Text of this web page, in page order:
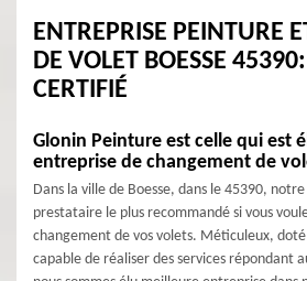
ENTREPRISE PEINTURE
DE VOLET BOESSE
CERTIFIÉ
Glonin Peinture est celle qui est
entreprise de changement de
Dans la ville de Boesse, dans le 45390,
prestataire le plus recommandé si vous
changement de vos volets. Méticuleux, doté
capable de réaliser des services répondant